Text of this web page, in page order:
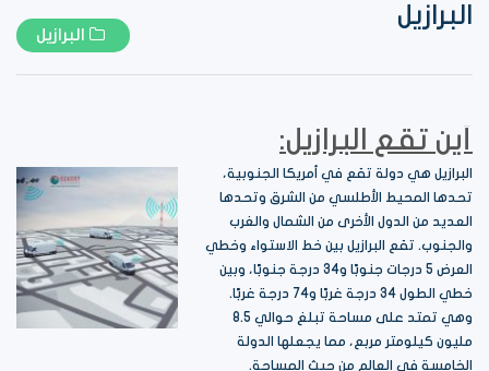
البرازيل
البرازيل
أين تقع البرازيل:
البرازيل هي دولة تقع في أمريكا الجنوبية،
تحدها المحيط الأطلسي من الشرق وتحدها
العديد من الدول الأخرى من الشمال والغرب
والجنوب. تقع البرازيل بين خط الاستواء وخطي
العرض 5 درجات جنوبًا و34 درجة جنوبًا، وبين
خطي الطول 34 درجة غربًا و74 درجة غربًا.
وهي تمتد على مساحة تبلغ حوالي 8.5
مليون كيلومتر مربع، مما يجعلها الدولة
الخامسة في العالم من حيث المساحة.